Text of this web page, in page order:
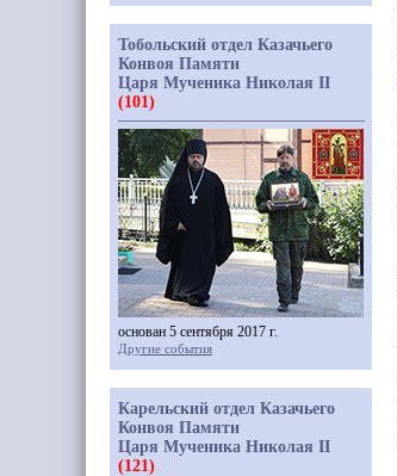
Тобольский отдел Казачьего
Конвоя Памяти
Царя Мученика Николая II
(101)
основан 5 сентября 2017 г.
Другие события
Карельский отдел Казачьего
Конвоя Памяти
Царя Мученика Николая II
(121)